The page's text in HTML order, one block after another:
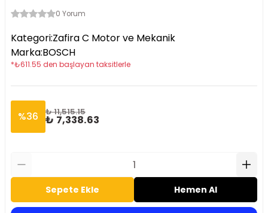
0 Yorum
Kategori:Zafira C Motor ve Mekanik
Marka:BOSCH
*₺611.55 den başlayan taksitlerle
%36 ₺ 11,515.15
₺ 7,338.63
Sepete Ekle Hemen Al